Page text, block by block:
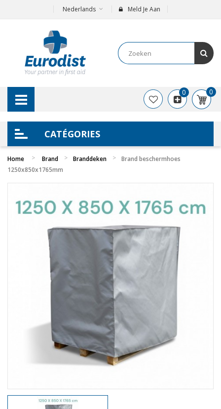
Nederlands Meld Je Aan
CATÉGORIES
0
0
Home Brand Branddeken
Brand beschermhoes
1250x850x1765mm